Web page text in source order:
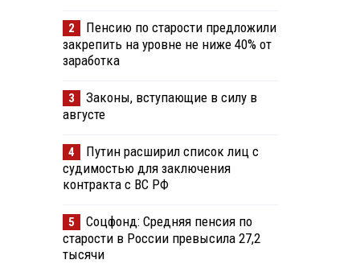
2
Пенсию по старости предложили
закрепить на уровне не ниже 40% от
заработка
3
Законы, вступающие в силу в
августе
4
Путин расширил список лиц с
судимостью для заключения
контракта с ВС РФ
5
Соцфонд: Средняя пенсия по
старости в России превысила 27,2
тысячи